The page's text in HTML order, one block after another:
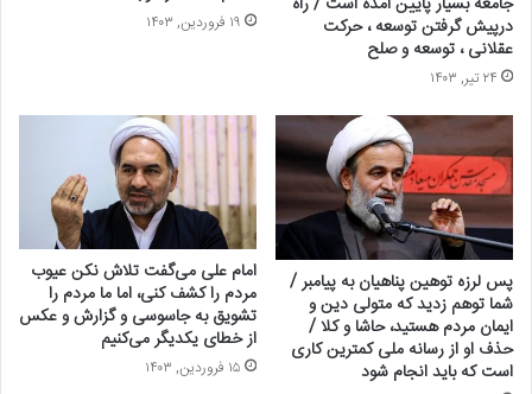
درپیش گرفتن توسعه ، حرکت
عقلانی ، توسعه و صلح
۲۴ تیر, ۱۴۰۳
۱۹ فروردین, ۱۴۰۳
پس لرزه توهین پناهیان به پیامبر /
شما توهم زدید که متولی دین و
ایمان مردم هستید، حاشا و کلا /
حذف او از رسانه ملی کمترین کاری
است که باید انجام شود
امام علی می‌گفت تلاش نکن عیوب
مردم را کشف کنی، اما ما مردم را
تشویق به جاسوسی و گزارش و عکس
از خطای یکدیگر می‌کنیم
۱۵ فروردین, ۱۴۰۳